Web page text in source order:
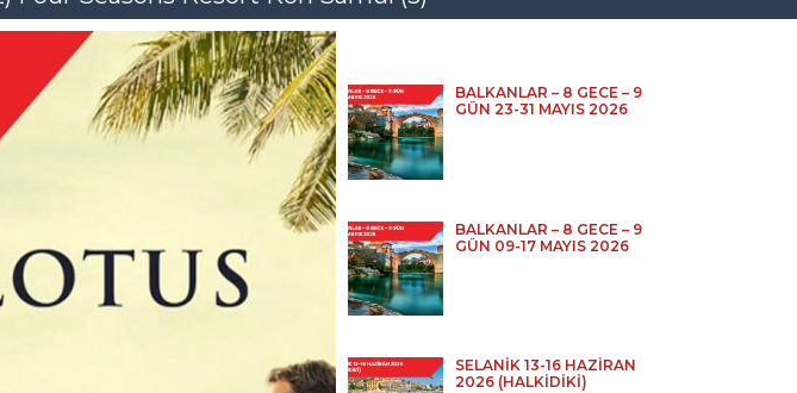
BALKANLAR – 8 GECE – 9
GÜN 23-31 MAYIS 2026
BALKANLAR – 8 GECE – 9
GÜN 09-17 MAYIS 2026
SELANİK 13-16 HAZİRAN
2026 (HALKİDİKİ)